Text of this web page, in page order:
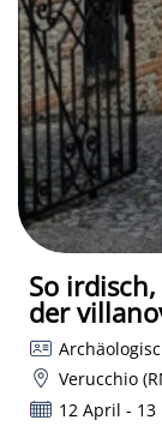
So
der
Verucchio
12 April - 13